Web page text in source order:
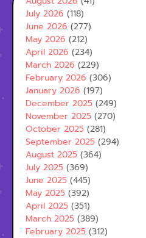
July 2026 (118)
June 2026 (277)
May 2026 (212)
April 2026 (234)
March 2026 (229)
February 2026 (306)
January 2026 (197)
December 2025 (249)
November 2025 (270)
October 2025 (281)
September 2025 (294)
August 2025 (364)
July 2025 (369)
June 2025 (445)
May 2025 (392)
April 2025 (351)
March 2025 (389)
February 2025 (312)